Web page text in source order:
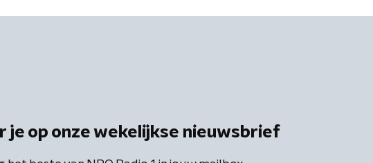
je op onze wekelijkse nieuwsbrief